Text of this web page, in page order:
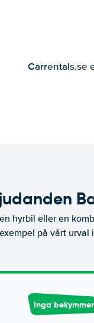
Carrentals.se
hyrbil eller en
på vårt
Inga bekymmer